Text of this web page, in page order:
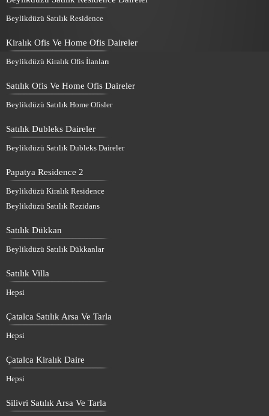
Beylikdüzü Satılık Residence
Kiralık Ofis Ve Home Ofis Daireler
Beylikdüzü Kiralık Ofis İlanları
Satılık Ofis Ve Home Ofis Daireler
Beylikdüzü Satılık Home Ofisler
Satılık Dubleks Daireler
Beylikdüzü Satılık Dubleks Daireler
Papatya Residence 2
Beylikdüzü Kiralık Residence
Beylikdüzü Satılık Rezidans
Satılık Dükkan
Beylikdüzü Satılık Dükkanlar
Satılık Villa
Hepsi
Çatalca Satılık Arsa Ve Tarla
Hepsi
Çatalca Kiralık Daire
Hepsi
Silivri Satılık Arsa Ve Tarla